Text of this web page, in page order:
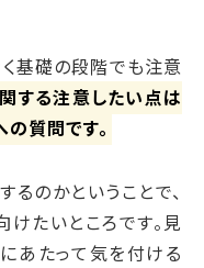
基礎の段階でも注意
する注意したい点は
の質問です。
のかということで、
たいところです。見
あたって気を付ける